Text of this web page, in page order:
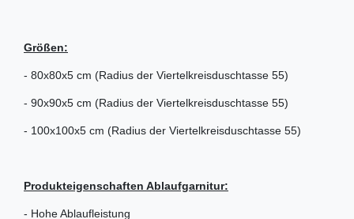
Größen:
- 80x80x5 cm (Radius der Viertelkreisduschtasse 55)
- 90x90x5 cm (Radius der Viertelkreisduschtasse 55)
- 100x100x5 cm (Radius der Viertelkreisduschtasse 55)
Produkteigenschaften Ablaufgarnitur:
- Hohe Ablaufleistung